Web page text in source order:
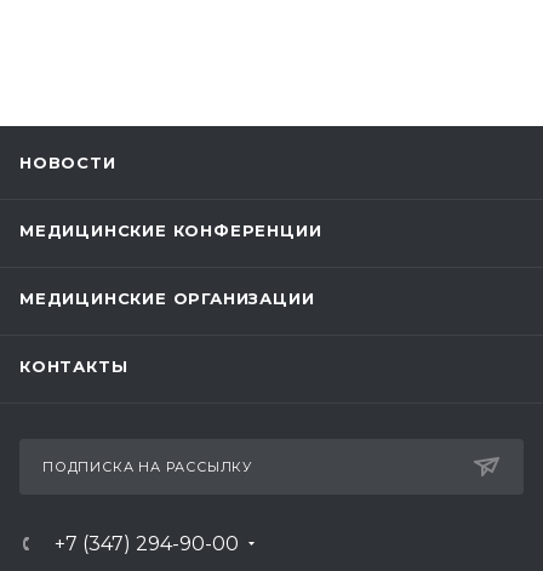
НОВОСТИ
МЕДИЦИНСКИЕ КОНФЕРЕНЦИИ
МЕДИЦИНСКИЕ ОРГАНИЗАЦИИ
КОНТАКТЫ
ПОДПИСКА НА РАССЫЛКУ
+7 (347) 294-90-00